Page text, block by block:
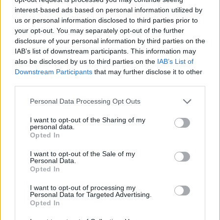
interest-based ads based on personal information utilized by
us or personal information disclosed to third parties prior to
your opt-out. You may separately opt-out of the further
disclosure of your personal information by third parties on the
IAB’s list of downstream participants. This information may
also be disclosed by us to third parties on the IAB’s List of
Downstream Participants that may further disclose it to other
Personal Data Processing Opt Outs
I want to opt-out of the Sharing of my
personal data.
Opted In
I want to opt-out of the Sale of my
Personal Data.
Opted In
I want to opt-out of processing my
Personal Data for Targeted Advertising.
Opted In
perioden domen handlar om. Malmö stad har
menat att diskrimineringslagstiftningen är
tillämplig först när en sådan diagnos kommer till
skolans kännedom, men fick alltså inte gehör för
detta i HD.
Nu döms Malmö stad att betala 20 000 kronor i
diskrimineringsersättning till pojken.
Idag väcks åtal för de fyra personer som är
brottsmisstänkta efter den omtalade
Åklagarmyndigheten i ett pressmeddelande.
Det var på juldagskvällen i fjol som ett sällskap på
totalt 35 personer, åt middag på restaurangen
Atmosfär i centrala Malmö för drygt 82 000